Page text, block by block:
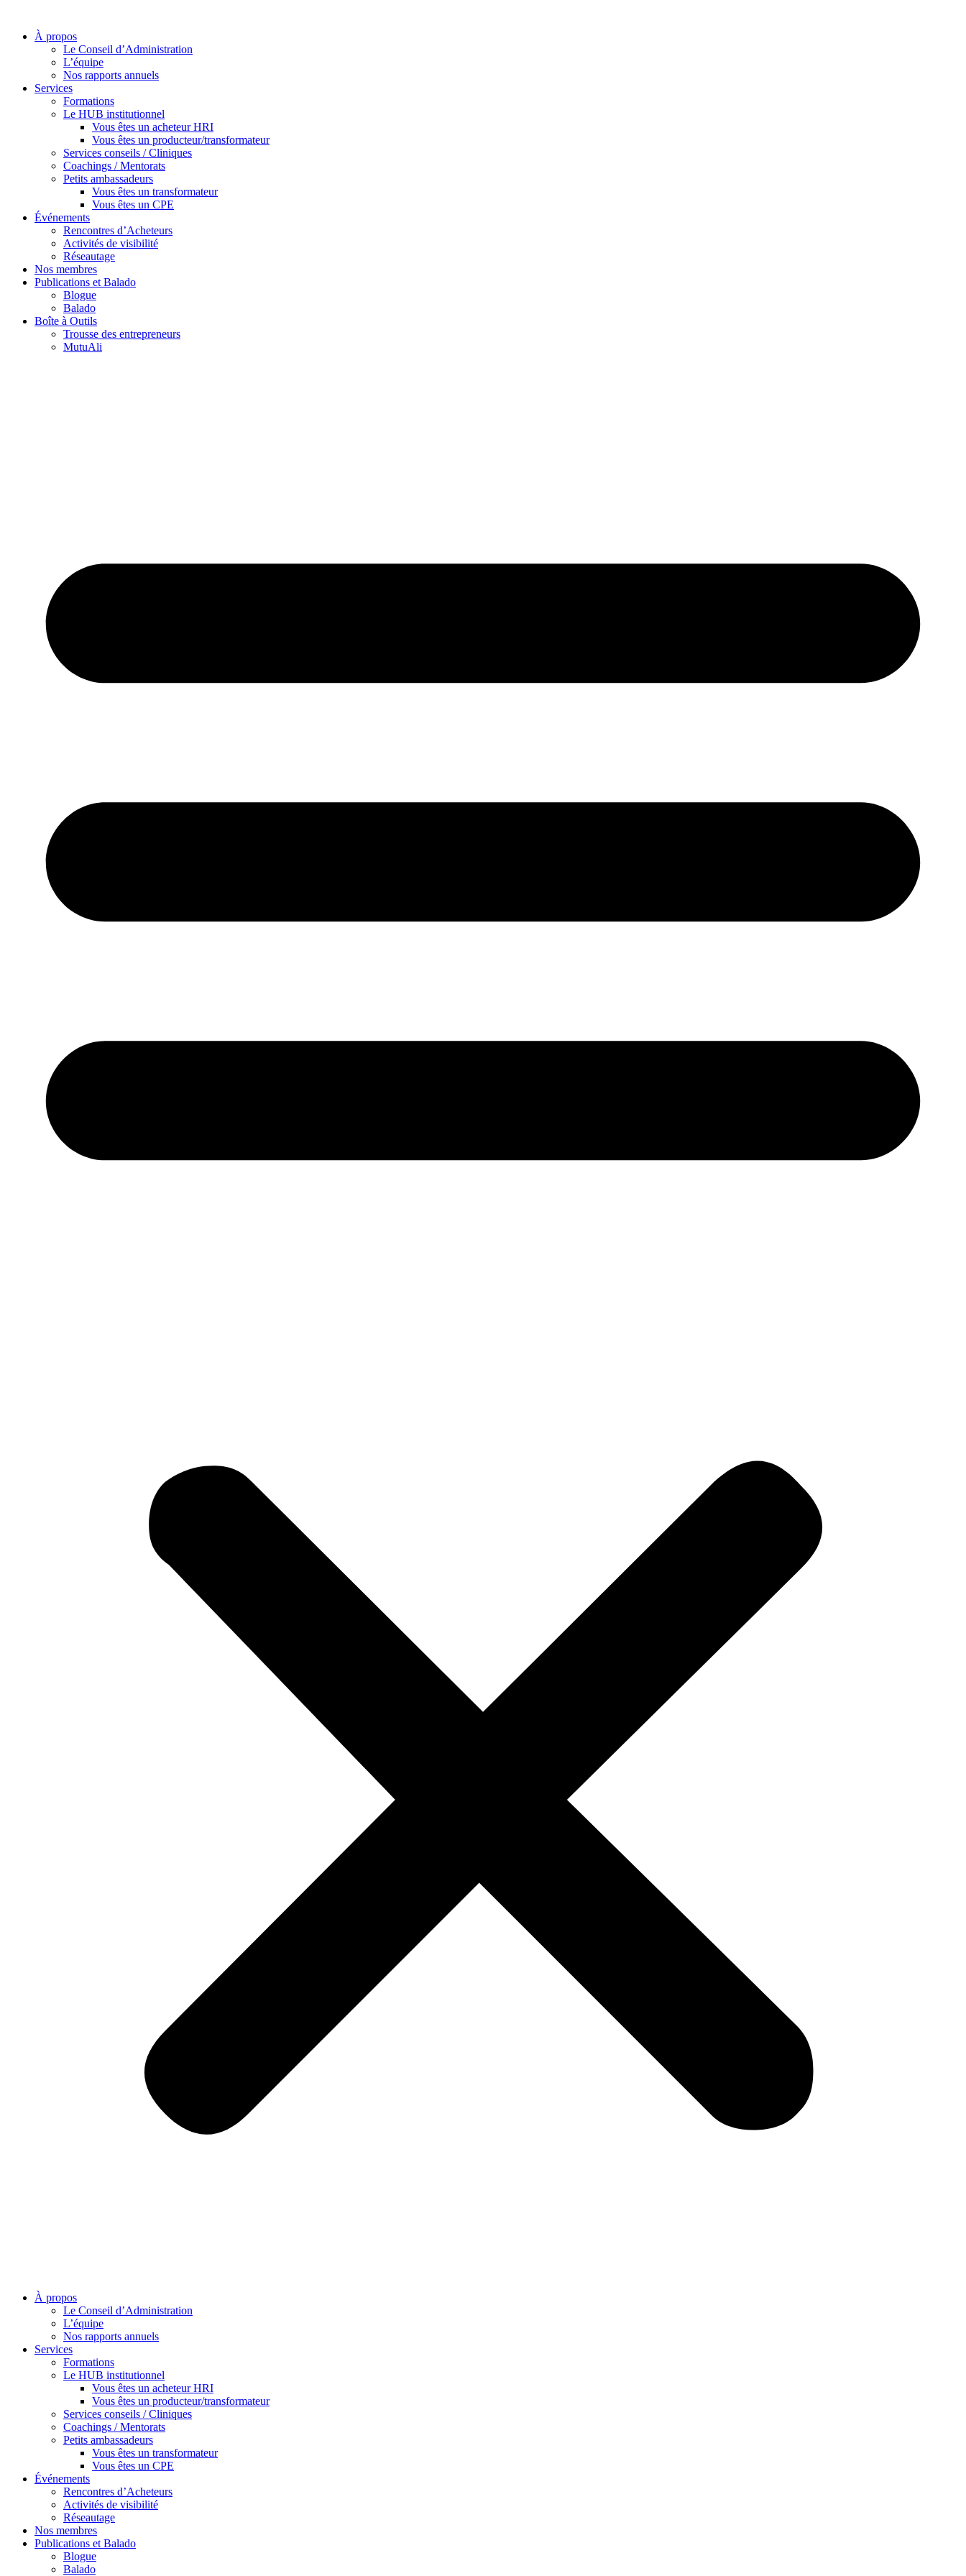
À propos
Le Conseil d’Administration
L’équipe
Nos rapports annuels
Services
Formations
Le HUB institutionnel
Vous êtes un acheteur HRI
Vous êtes un producteur/transformateur
Services conseils / Cliniques
Coachings / Mentorats
Petits ambassadeurs
Vous êtes un transformateur
Vous êtes un CPE
Événements
Rencontres d’Acheteurs
Activités de visibilité
Réseautage
Nos membres
Publications et Balado
Blogue
Balado
Boîte à Outils
Trousse des entrepreneurs
MutuAli
À propos
Le Conseil d’Administration
L’équipe
Nos rapports annuels
Services
Formations
Le HUB institutionnel
Vous êtes un acheteur HRI
Vous êtes un producteur/transformateur
Services conseils / Cliniques
Coachings / Mentorats
Petits ambassadeurs
Vous êtes un transformateur
Vous êtes un CPE
Événements
Rencontres d’Acheteurs
Activités de visibilité
Réseautage
Nos membres
Publications et Balado
Blogue
Balado